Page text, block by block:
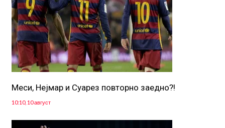
Меси, Нејмар и Суарез повторно заедно?!
10:10, 10 август